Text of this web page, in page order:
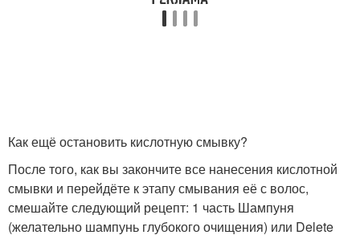
Как ещё остановить кислотную смывку?
После того, как вы закончите все нанесения кислотной
смывки и перейдёте к этапу смывания её с волос,
смешайте следующий рецепт: 1 часть Шампуня
(желательно шампунь глубокого очищения) или Delete